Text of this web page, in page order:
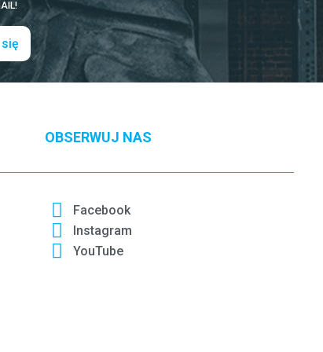
OBSERWUJ NAS
Facebook
Instagram
YouTube